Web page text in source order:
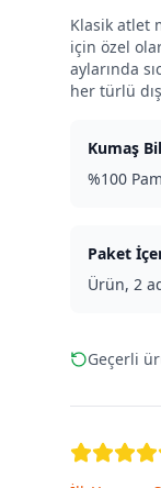
Klasik atlet
için özel
aylarında
her türlü
Kumaş
%100
Paket
Ürün, 2
Geçerli